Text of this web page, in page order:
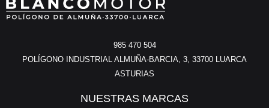
985 470 504
POLÍGONO INDUSTRIAL ALMUÑA-BARCIA, 3, 33700 LUARCA
ASTURIAS
NUESTRAS MARCAS